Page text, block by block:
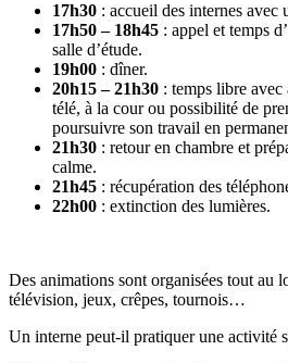
17h30 : accueil des internes avec
17h50 – 18h45 : appel et temps
salle d’étude.
19h00 : dîner.
20h15 – 21h30 : temps libre avec
télé, à la cour ou possibilité de
poursuivre son travail en
21h30 : retour en chambre et
calme.
21h45 : récupération des
22h00 : extinction des lumières.
Des animations sont organisées tout au
télévision, jeux, crêpes, tournois…
Un interne peut-il pratiquer une activité